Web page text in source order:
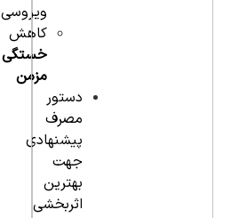
ویروسی
کاهش
خستگی
مزمن
دستور
مصرف
پیشنهادی
جهت
بهترین
اثربخشی